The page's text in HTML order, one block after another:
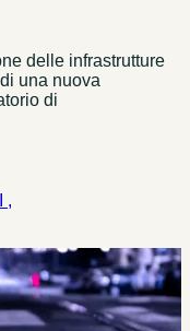
delle infrastrutture
una nuova
di
,